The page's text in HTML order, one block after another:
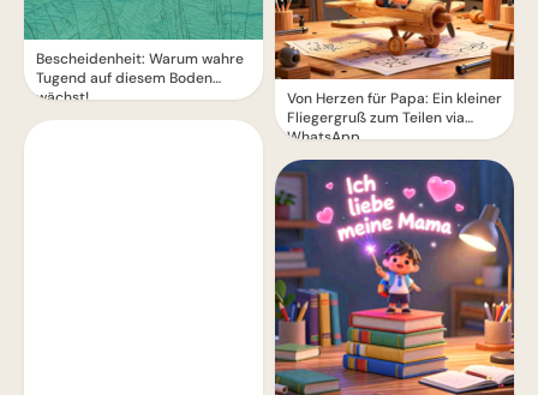
Bescheidenheit: Warum wahre
Tugend auf diesem Boden
wächst!
Von Herzen für Papa: Ein kleiner
Fliegergruß zum Teilen via
WhatsApp